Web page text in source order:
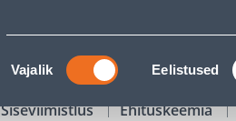
Nõusoleku
valik
Vajalik Eelistused
KAMPAANIAD
Siseviimistlus Ehituskeemia